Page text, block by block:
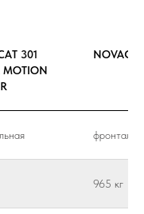
301
MOTION
965 кг